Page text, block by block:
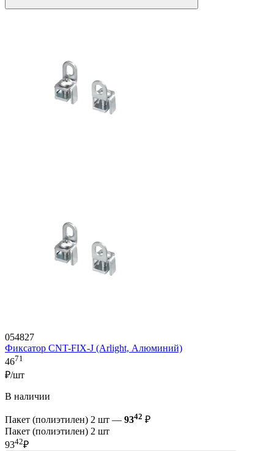
054827
Фиксатор CNT-FIX-J (Arlight, Алюминий)
4671
₽/шт
В наличии
Пакет (полиэтилен) 2 шт — 9342 ₽
Пакет (полиэтилен) 2 шт
9342₽